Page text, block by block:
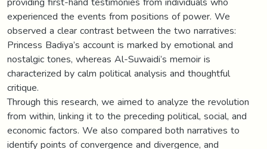
experienced the events from positions of power. We
observed a clear contrast between the two narratives:
Princess Badiya’s account is marked by emotional and
nostalgic tones, whereas Al-Suwaidi’s memoir is
characterized by calm political analysis and thoughtful
critique.
Through this research, we aimed to analyze the revolution
from within, linking it to the preceding political, social, and
economic factors. We also compared both narratives to
identify points of convergence and divergence, and